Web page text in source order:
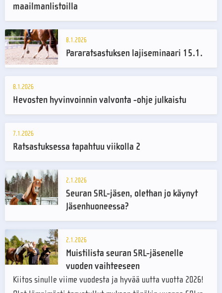
maailmanlistoilla
8.1.2026
Pararatsastuksen lajiseminaari 15.1.
8.1.2026
Hevosten hyvinvoinnin valvonta -ohje julkaistu
7.1.2026
Ratsastuksessa tapahtuu viikolla 2
2.1.2026
Seuran SRL-jäsen, olethan jo käynyt
Jäsenhuoneessa?
2.1.2026
Muistilista seuran SRL-jäsenelle
vuoden vaihteeseen
Kiitos sinulle viime vuodesta ja hyvää uutta vuotta 2026!